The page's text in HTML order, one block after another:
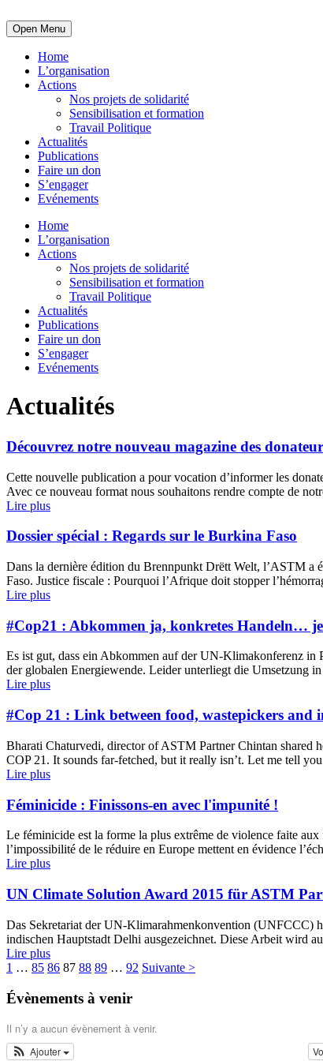
Open Menu
Home
L’organisation
Actions
Nos projets de solidarité
Sensibilisation et formation
Travail Politique
Actualités
Publications
Faire un don
S’engager
Evénements
Home
L’organisation
Actions
Nos projets de solidarité
Sensibilisation et formation
Travail Politique
Actualités
Publications
Faire un don
S’engager
Evénements
Actualités
Découvrez notre nouveau magazine des
Cette nouvelle publication a pour vocation d’informer les
Avec ce nouveau format nous souhaitons rendre compte de
Lire plus
Dossier spécial : Regards sur le Burkina Faso
Dans la dernière édition du Brennpunkt Drëtt Welt, l’ASTM a
Faso. Justice fiscale : Pourquoi l’Afrique doit stopper
Lire plus
#Cop21 : Abkommen ja, konkretes Handeln…
Es ist gut, dass ein Abkommen auf der UN-Klimakonferenz in
der globalen Energiewende. Leider unterliegt die Umsetzung
Lire plus
#Cop 21 : Link between food, wastepickers and
Bharati Chaturvedi, director of ASTM Partner Chintan shared
COP 21. It sounds far-fetched, but it really isn’t. Let me tell
Lire plus
Féminicide : Finissons-en avec l'impunité !
Le féminicide est la forme la plus extrême de violence faite aux
l’impossibilité de le réduire en Europe mettent en évidence
Lire plus
UN Climate Solution Award 2015 für ASTM
Das Sekretariat der UN-Klimarahmenkonvention (UNFCCC)
indischen Hauptstadt Delhi ausgezeichnet. Diese Arbeit wird
Lire plus
1 … 85 86 87 88 89 … 92 Suivante >
Évènements à venir
Il n’y a aucun évènement à venir.
Ajouter